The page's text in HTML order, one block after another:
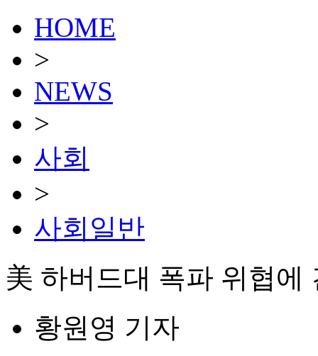
HOME
>
NEWS
>
사회
>
사회일반
美 하버드대 폭파 위협에
황원영 기자